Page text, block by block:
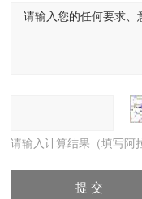
请输入计算结果（填写阿